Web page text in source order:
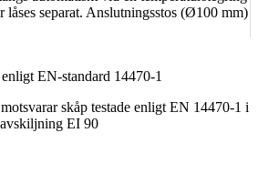
låses separat. Anslutningsstos (Ø100 mm)
EN-standard 14470-1
skåp testade enligt EN 14470-1 i
EI 90